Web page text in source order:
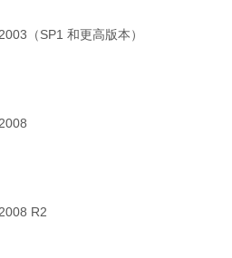
（SP1 和更高版本）
R2